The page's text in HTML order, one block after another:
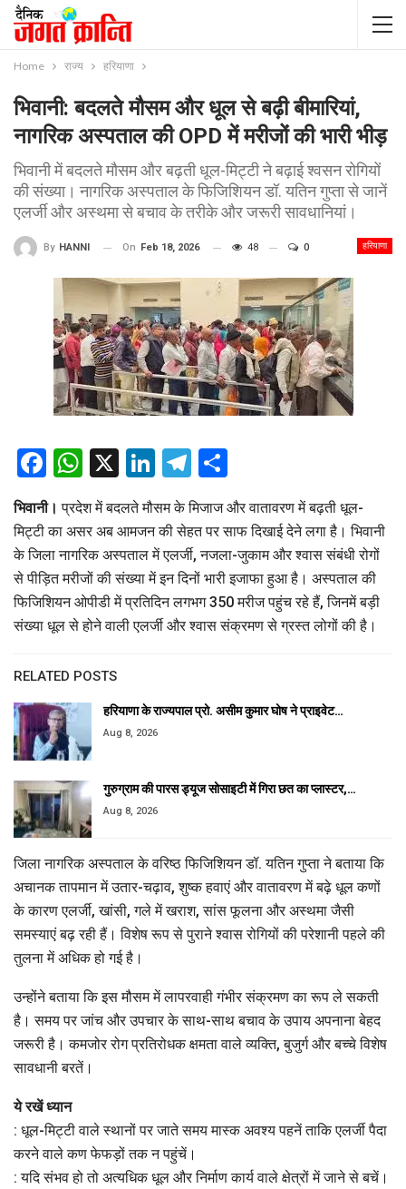
Home राज्य हरियाणा
भिवानी: बदलते मौसम और धूल से बढ़ी बीमारियां,
नागरिक अस्पताल की OPD में मरीजों की भारी भीड़
भिवानी में बदलते मौसम और बढ़ती धूल-मिट्टी ने बढ़ाई श्वसन रोगियों
की संख्या। नागरिक अस्पताल के फिजिशियन डॉ. यतिन गुप्ता से जानें
एलर्जी और अस्थमा से बचाव के तरीके और जरूरी सावधानियां।
हरियाणा
By HANNI On Feb 18, 2026 48 0
Facebook
WhatsApp
X LinkedIn
Telegram
भिवानी। प्रदेश में बदलते मौसम के मिजाज और वातावरण में बढ़ती धूल-
मिट्टी का असर अब आमजन की सेहत पर साफ दिखाई देने लगा है। भिवानी
के जिला नागरिक अस्पताल में एलर्जी, नजला-जुकाम और श्वास संबंधी रोगों
से पीड़ित मरीजों की संख्या में इन दिनों भारी इजाफा हुआ है। अस्पताल की
फिजिशियन ओपीडी में प्रतिदिन लगभग 350 मरीज पहुंच रहे हैं, जिनमें बड़ी
संख्या धूल से होने वाली एलर्जी और श्वास संक्रमण से ग्रस्त लोगों की है।
RELATED POSTS
हरियाणा के राज्यपाल प्रो. असीम कुमार घोष ने प्राइवेट…
Aug 8, 2026
गुरुग्राम की पारस ड्यूज सोसाइटी में गिरा छत का प्लास्टर,…
Aug 8, 2026
जिला नागरिक अस्पताल के वरिष्ठ फिजिशियन डॉ. यतिन गुप्ता ने बताया कि
अचानक तापमान में उतार-चढ़ाव, शुष्क हवाएं और वातावरण में बढ़े धूल कणों
के कारण एलर्जी, खांसी, गले में खराश, सांस फूलना और अस्थमा जैसी
समस्याएं बढ़ रही हैं। विशेष रूप से पुराने श्वास रोगियों की परेशानी पहले की
तुलना में अधिक हो गई है।
उन्होंने बताया कि इस मौसम में लापरवाही गंभीर संक्रमण का रूप ले सकती
है। समय पर जांच और उपचार के साथ-साथ बचाव के उपाय अपनाना बेहद
जरूरी है। कमजोर रोग प्रतिरोधक क्षमता वाले व्यक्ति, बुजुर्ग और बच्चे विशेष
सावधानी बरतें।
ये रखें ध्यान
: धूल-मिट्टी वाले स्थानों पर जाते समय मास्क अवश्य पहनें ताकि एलर्जी पैदा
करने वाले कण फेफड़ों तक न पहुंचें।
: यदि संभव हो तो अत्यधिक धूल और निर्माण कार्य वाले क्षेत्रों में जाने से बचें।